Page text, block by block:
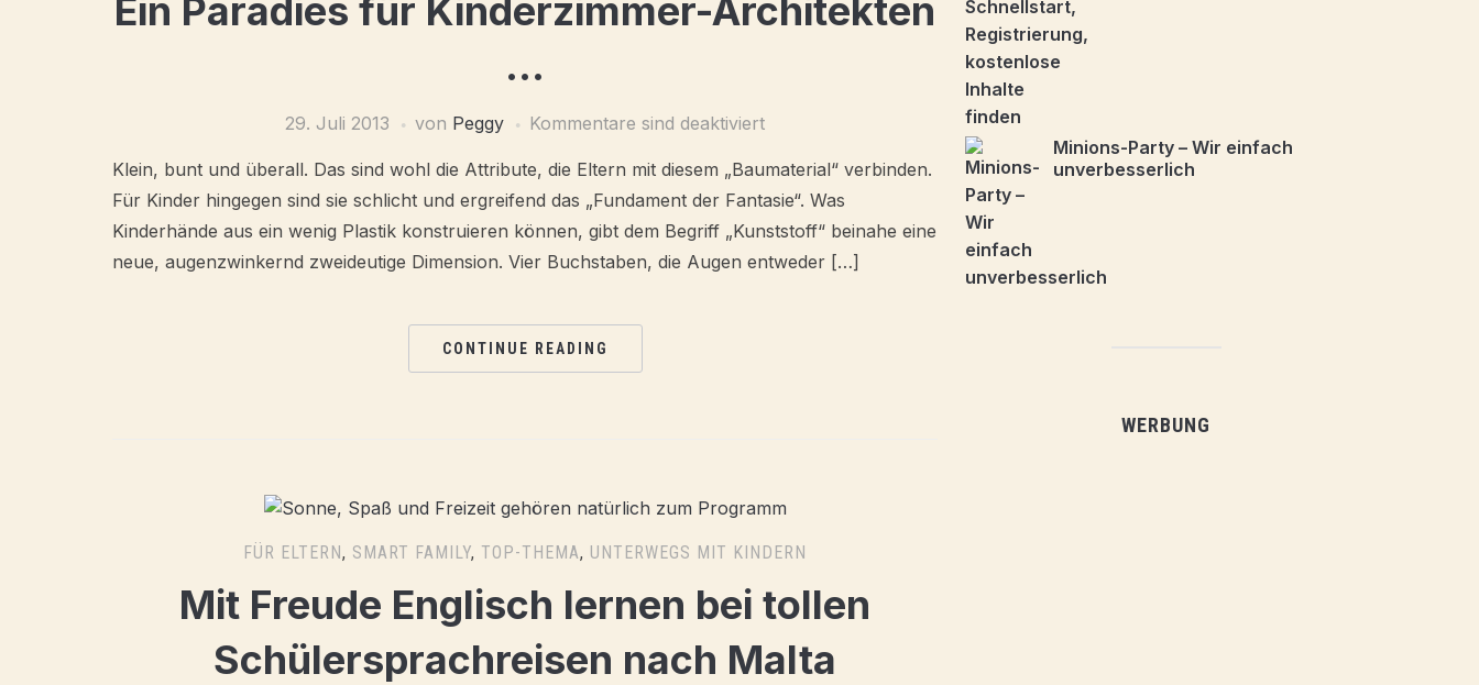
Ein Paradies für Kinderzimmer-Architekten
…
29. Juli 2013 von Peggy Kommentare sind deaktiviert
Klein, bunt und überall. Das sind wohl die Attribute, die Eltern mit diesem „Baumaterial“ verbinden.
Für Kinder hingegen sind sie schlicht und ergreifend das „Fundament der Fantasie“. Was
Kinderhände aus ein wenig Plastik konstruieren können, gibt dem Begriff „Kunststoff“ beinahe eine
neue, augenzwinkernd zweideutige Dimension. Vier Buchstaben, die Augen entweder […]
CONTINUE READING
FÜR ELTERN, SMART FAMILY, TOP-THEMA, UNTERWEGS MIT KINDERN
Mit Freude Englisch lernen bei tollen
Schülersprachreisen nach Malta
Minions-Party – Wir einfach
unverbesserlich
WERBUNG